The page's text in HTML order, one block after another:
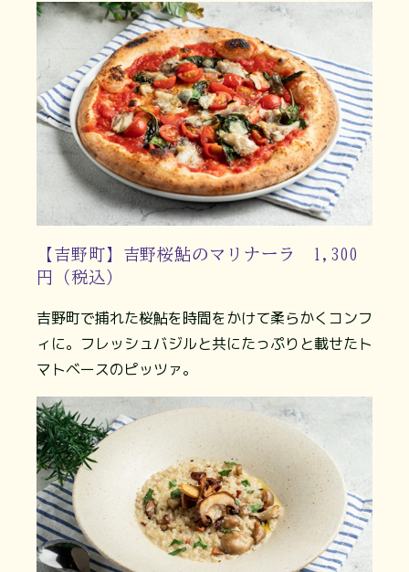
【吉野町】吉野桜鮎のマリナーラ 1,300
円（税込）
吉野町で捕れた桜鮎を時間をかけて柔らかくコンフ
ィに。フレッシュバジルと共にたっぷりと載せたト
マトベースのピッツァ。